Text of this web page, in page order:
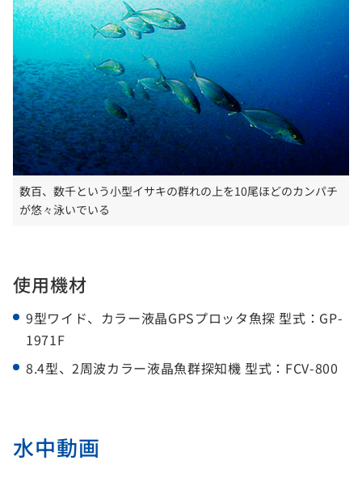
数百、数千という小型イサキの群れの上を10尾ほどのカンパチ
が悠々泳いでいる
使用機材
9型ワイド、カラー液晶GPSプロッタ魚探 型式：GP-
1971F
8.4型、2周波カラー液晶魚群探知機 型式：FCV-800
水中動画